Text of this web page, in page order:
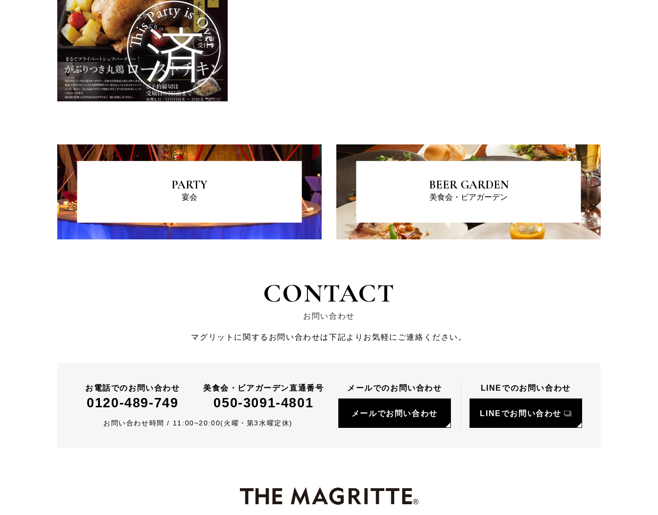
PARTY
宴会
BEER GARDEN
美食会・ビアガーデン
CONTACT
お問い合わせ
マグリットに関するお問い合わせは下記よりお気軽にご連絡ください。
お電話でのお問い合わせ
0120-489-749
美食会・ビアガーデン直通番号
050-3091-4801
お問い合わせ時間 / 11:00~20:00(火曜・第3水曜定休)
メールでのお問い合わせ
メールでお問い合わせ
LINEでのお問い合わせ
LINEでお問い合わせ